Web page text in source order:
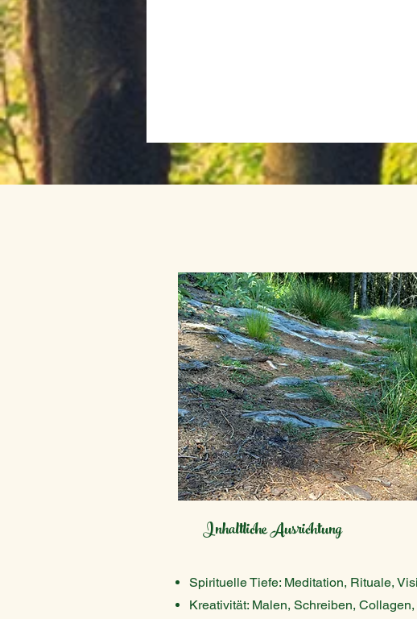
Inhaltliche Ausrichtung
Spirituelle Tiefe: Meditation, Rituale,
Kreativität: Malen, Schreiben,